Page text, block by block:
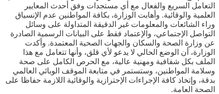
التعامل السريع والفعال مع أي مستجدات وفق أحدث المعايير
العلمية والوقائية. وأهابت الوزارة، بكافة المواطنين عدم الإنسياق
وراء الشائعات والمعلومات غير الدقيقة المتداولة على وسائل
التواصل الإجتماعي، والإعتماد فقط على البيانات الرسمية الصادرة
عن وزارة الصحة والسكان والجهات الصحية المعتمدة. وأكدت
الوزارة، أن الوضع الحالي لا يدعو لأي قلق، وأنها تتعامل مع هذا
الملف بكل شفافية ومهنية عالية، مع الحرص الكامل على صحة
وسلامة المواطنين، وستستمر في متابعة الموقف الوبائي العالمي
بدقة، وإتخاذ كافة الإجراءات الإحترازية والوقائية اللازمة حفاظا على
الصحة العامة.